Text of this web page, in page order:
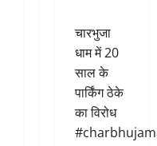
चारभुजा
धाम में 20
साल के
पार्किंग ठेके
का विरोध